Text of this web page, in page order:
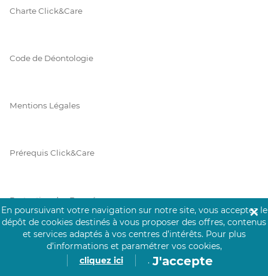
Charte Click&Care
Code de Déontologie
Mentions Légales
Prérequis Click&Care
Protection des Données
Vie Privée
En poursuivant votre navigation sur notre site, vous acceptez le
dépôt de cookies destinés à vous proposer des offres, contenus
et services adaptés à vos centres d’intérêts. Pour plus
d’informations et paramétrer vos cookies,
cliquez ici
. J'accepte
✕